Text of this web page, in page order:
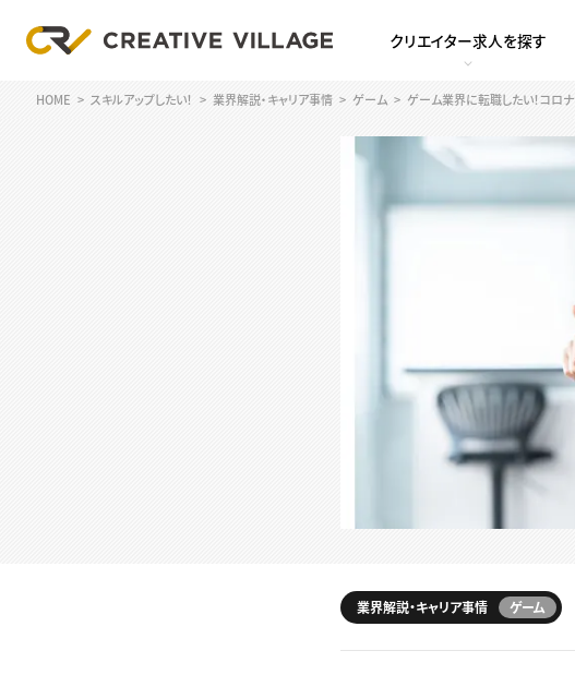
クリエイター求人を探す
HOME スキルアップしたい！ 業界解説・キャリア事情 ゲーム ゲーム業界に転職したい！コロ
業界解説・キャリア事情 ゲーム